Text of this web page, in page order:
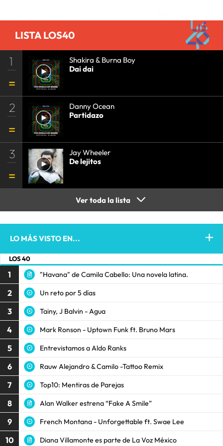
LISTA LOS40
1
Shakira & Burna Boy
Dai dai
2
Danny Ocean
Partidazo
3
Jay Wheeler
De lejitos
Ver toda la lista
LO MÁS VISTO EN...
LOS 40
1 "Havana" de Camila Cabello: Una novela latina.
2 Un reto por 5 días
3 Tainy, J Balvin - Agua
4 Mark Ronson - Uptown Funk ft. Bruno Mars
5 Entrevistamos a Aldo Ranks
6 Rauw Alejandro & Camilo -Tattoo Remix
7 Top10: Mentiras de Parejas
8 Alan Walker estrena “Fake A Smile”
9 French Montana - Unforgettable ft. Swae Lee
10 Diana Villamonte es parte de La Voz México